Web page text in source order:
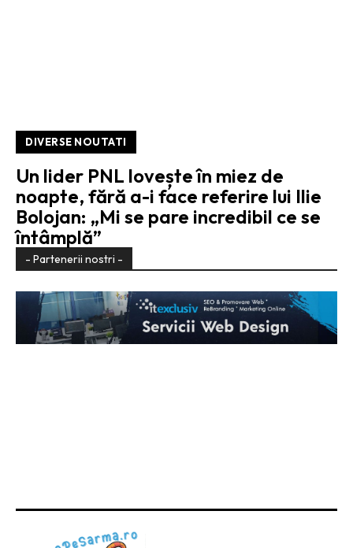
DIVERSE NOUTATI
Un lider PNL lovește în miez de
noapte, fără a-i face referire lui Ilie
Bolojan: „Mi se pare incredibil ce se
întâmplă”
- Partenerii nostri -